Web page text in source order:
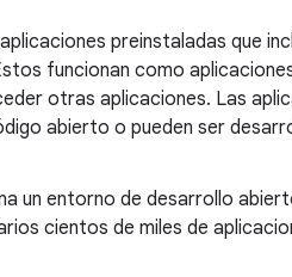
preinstaladas que
funcionan como
otras aplicaciones. Las
abierto o pueden ser
un entorno de desarrollo
cientos de miles de